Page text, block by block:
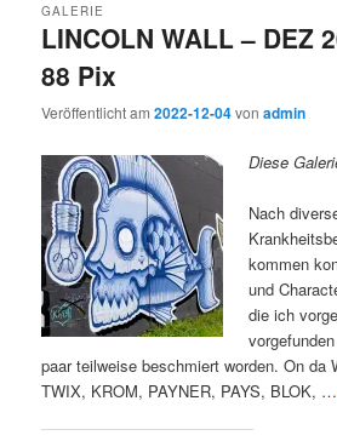
LINCOLN WALL – DEZ
88 Pix
GALERIE
Veröffentlicht am2022-12-04vonadmin
Diese
Nach
kommen
und
die ich
paar teilweise beschmiert worden. On da
TWIX, KROM, PAYNER, PAYS, BLOK,